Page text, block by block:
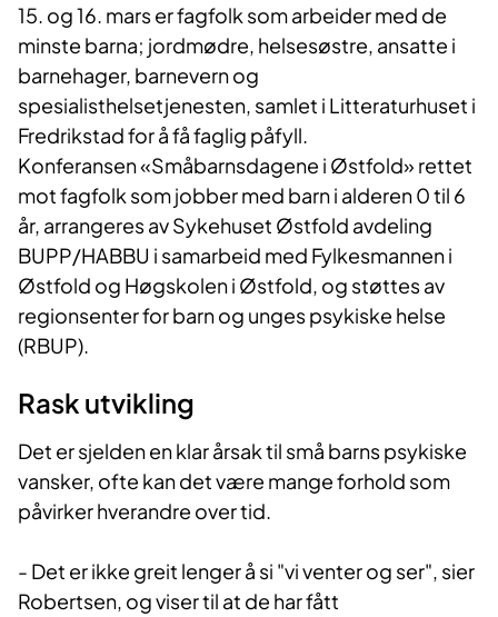
15. og 16. mars er fagfolk som arbeider med de
minste barna; jordmødre, helsesøstre, ansatte i
barnehager, barnevern og
spesialisthelsetjenesten, samlet i Litteraturhuset i
Fredrikstad for å få faglig påfyll.
Konferansen «Småbarnsdagene i Østfold» rettet
mot fagfolk som jobber med barn i alderen 0 til 6
år, arrangeres av Sykehuset Østfold avdeling
BUPP/HABBU i samarbeid med Fylkesmannen i
Østfold og Høgskolen i Østfold, og støttes av
regionsenter for barn og unges psykiske helse
(RBUP).
Rask utvikling
Det er sjelden en klar årsak til små barns psykiske
vansker, ofte kan det være mange forhold som
påvirker hverandre over tid.
- Det er ikke greit lenger å si "vi venter og ser", sier
Robertsen, og viser til at de har fått